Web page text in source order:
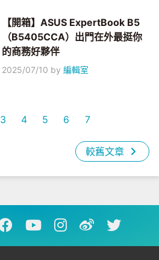
【開箱】ASUS ExpertBook B5
（B5405CCA）出門在外最挺你
的商務好夥伴
2025/07/10 by編輯室
3 4 5 6 7
較舊文章